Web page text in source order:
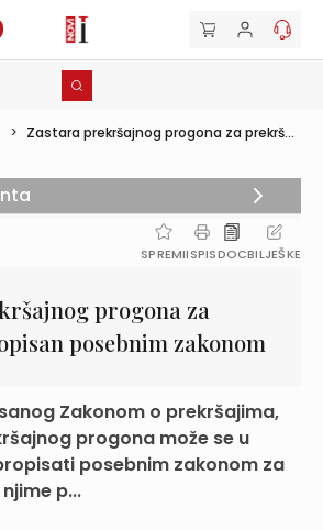
> Zastara prekršajnog progona za prekrš...
SPREMIISPISDOCBILJEŠKE
progona za
posebnim zakonom
Zakonom o prekršajima,
progona može se u
posebnim zakonom za
p...